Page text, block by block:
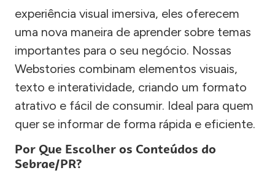
experiência visual imersiva, eles oferecem
uma nova maneira de aprender sobre temas
importantes para o seu negócio. Nossas
Webstories combinam elementos visuais,
texto e interatividade, criando um formato
atrativo e fácil de consumir. Ideal para quem
quer se informar de forma rápida e eficiente.
Por Que Escolher os Conteúdos do
Sebrae/PR?